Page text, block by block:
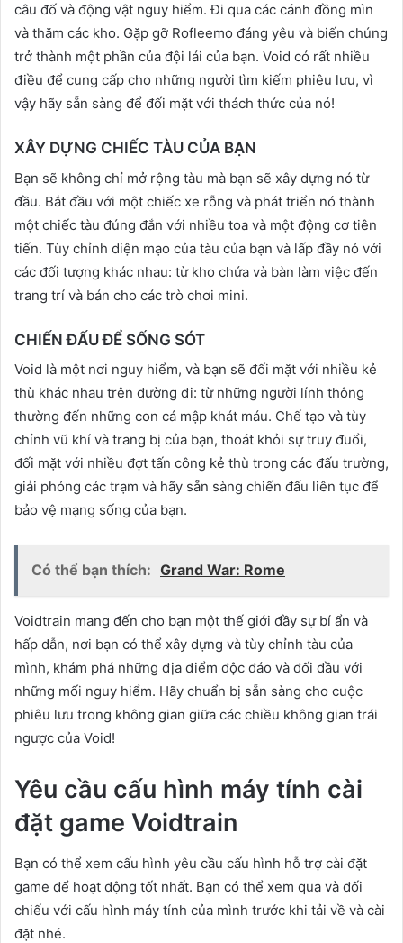
câu đố và động vật nguy hiểm. Đi qua các cánh đồng mìn
và thăm các kho. Gặp gỡ Rofleemo đáng yêu và biến chúng
trở thành một phần của đội lái của bạn. Void có rất nhiều
điều để cung cấp cho những người tìm kiếm phiêu lưu, vì
vậy hãy sẵn sàng để đối mặt với thách thức của nó!
XÂY DỰNG CHIẾC TÀU CỦA BẠN
Bạn sẽ không chỉ mở rộng tàu mà bạn sẽ xây dựng nó từ
đầu. Bắt đầu với một chiếc xe rỗng và phát triển nó thành
một chiếc tàu đúng đắn với nhiều toa và một động cơ tiên
tiến. Tùy chỉnh diện mạo của tàu của bạn và lấp đầy nó với
các đối tượng khác nhau: từ kho chứa và bàn làm việc đến
trang trí và bán cho các trò chơi mini.
CHIẾN ĐẤU ĐỂ SỐNG SÓT
Void là một nơi nguy hiểm, và bạn sẽ đối mặt với nhiều kẻ
thù khác nhau trên đường đi: từ những người lính thông
thường đến những con cá mập khát máu. Chế tạo và tùy
chỉnh vũ khí và trang bị của bạn, thoát khỏi sự truy đuổi,
đối mặt với nhiều đợt tấn công kẻ thù trong các đấu trường,
giải phóng các trạm và hãy sẵn sàng chiến đấu liên tục để
bảo vệ mạng sống của bạn.
Có thể bạn thích: Grand War: Rome
Voidtrain mang đến cho bạn một thế giới đầy sự bí ẩn và
hấp dẫn, nơi bạn có thể xây dựng và tùy chỉnh tàu của
mình, khám phá những địa điểm độc đáo và đối đầu với
những mối nguy hiểm. Hãy chuẩn bị sẵn sàng cho cuộc
phiêu lưu trong không gian giữa các chiều không gian trái
ngược của Void!
Yêu cầu cấu hình máy tính cài
đặt game Voidtrain
Bạn có thể xem cấu hình yêu cầu cấu hình hỗ trợ cài đặt
game để hoạt động tốt nhất. Bạn có thể xem qua và đối
chiếu với cấu hình máy tính của mình trước khi tải về và cài
đặt nhé.